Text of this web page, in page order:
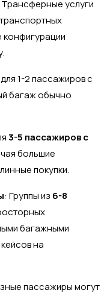
услуги
1-2 пассажиров с
багаж обычно
3-5 пассажиров с
большие
покупки.
: Группы из 6-8
багажными
на
пассажиры могут